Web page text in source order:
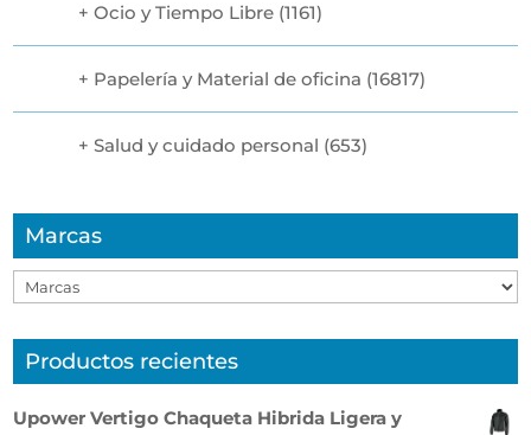
Ocio y Tiempo Libre (1161)
Papelería y Material de oficina (16817)
Salud y cuidado personal (653)
Marcas
Productos recientes
Upower Vertigo Chaqueta Hibrida Ligera y